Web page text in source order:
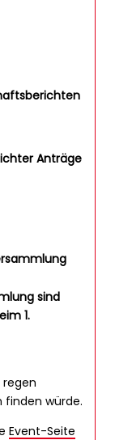
Anträge
sind
1.
finden würde.
Event-Seite